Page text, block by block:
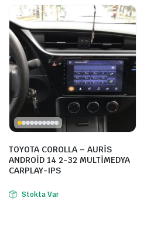
TOYOTA COROLLA – AURİS
ANDROİD 14 2-32 MULTİMEDYA
CARPLAY-IPS
Stokta Var